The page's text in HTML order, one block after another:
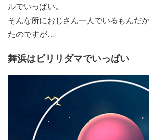
ルでいっぱい。
そんな所におじさん一人でいるもんだ
たのですが…
舞浜はビリリダマでいっぱい